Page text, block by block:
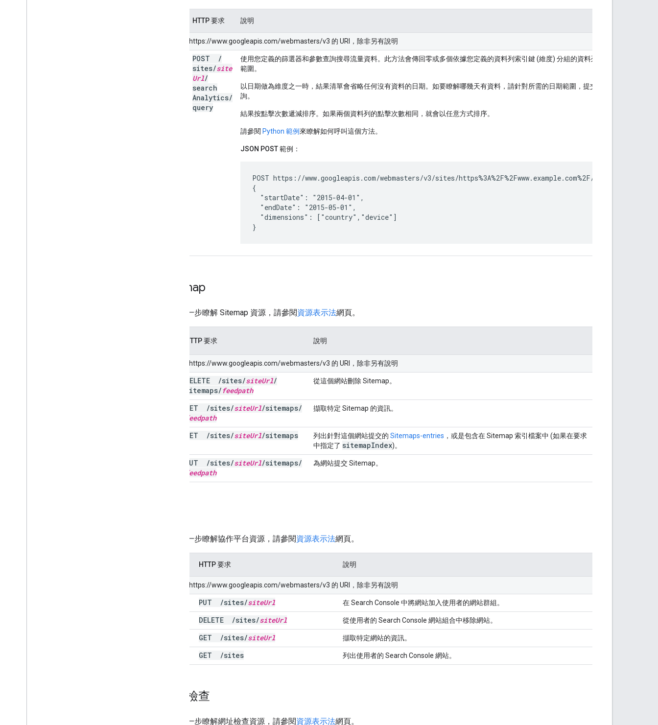
HTTP 要求 說明
相對於 https://www.googleapis.com/webmasters/v3 的 URI，除非另有說明
POST
/
sites/site
Url/
search
Analytics/
query
使用您定義的篩選器和參數查詢搜尋流量資料。此方法會傳回零或多個依據您定義的資料列索引鍵 (維度) 分組的資料列。您必須定義一或
範圍。
以日期做為維度之一時，結果清單會省略任何沒有資料的日期。如要瞭解哪幾天有資料，請針對所需的日期範圍，提交不含依日期分組篩
詢。
結果按點擊次數遞減排序。如果兩個資料列的點擊次數相同，就會以任意方式排序。
請參閱 Python 範例 來瞭解如何呼叫這個方法。
JSON POST 範例：
POST https://www.googleapis.com/webmasters/v3/sites/https%3A%2F%2Fwww.example.com%2F/
{
  "startDate": "2015-04-01",
  "endDate": "2015-05-01",
  "dimensions": ["country","device"]
}
Sitemap
如要進一步瞭解 Sitemap 資源，請參閱資源表示法網頁。
HTTP 要求 說明
相對於 https://www.googleapis.com/webmasters/v3 的 URI，除非另有說明
DELETE /sites/siteUrl/
sitemaps/feedpath
從這個網站刪除 Sitemap。
GET /sites/siteUrl/sitemaps/
feedpath
擷取特定 Sitemap 的資訊。
GET /sites/siteUrl/sitemaps 列出針對這個網站提交的 Sitemaps-entries ，或是包含在 Sitemap 索引檔案中 (如果在要求
中指定了 sitemapIndex)。
PUT /sites/siteUrl/sitemaps/
feedpath
為網站提交 Sitemap。
如要進一步瞭解協作平台資源，請參閱資源表示法網頁。
HTTP 要求 說明
相對於 https://www.googleapis.com/webmasters/v3 的 URI，除非另有說明
PUT /sites/siteUrl 在 Search Console 中將網站加入使用者的網站群組。
DELETE /sites/siteUrl 從使用者的 Search Console 網站組合中移除網站。
GET /sites/siteUrl 擷取特定網站的資訊。
GET /sites 列出使用者的 Search Console 網站。
網址檢查
如要進一步瞭解網址檢查資源，請參閱資源表示法網頁。